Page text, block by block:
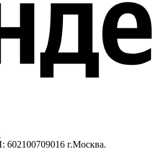
г.Москва.